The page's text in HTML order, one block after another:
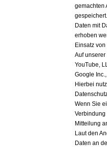
gemachten
Daten mit
erhoben
Einsatz
Auf
YouTube,
Google
Hierbei
Wenn Sie
Verbindung
Mitteilung
Laut den
Daten an